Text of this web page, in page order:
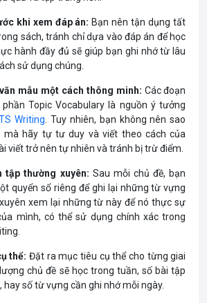
theo ngữ
bài tập,
và
từ).
Giá thành tương đối cao
với một số đầu sách luyện
kinh
Wyatt
nội
Không có phần giải thích
ngữ pháp chi tiết, tập trung
chủ yếu vào từ vựng.
khi xem đáp án: Bạn nên tận dụng tất
sách, tránh chỉ dựa vào đáp án để học
hành đầy đủ sẽ giúp bạn ghi nhớ từ lâu
sử dụng chúng.
mẫu một cách thông minh: Các đoạn
Topic Vocabulary là nguồn ý tưởng
Writing . Tuy nhiên, bạn không nên sao
mà hãy tự tư duy và viết theo cách của
viết trở nên tự nhiên và tránh bị trừ điểm.
tập thường xuyên: Sau mỗi chủ đề, bạn
quyển sổ riêng để ghi lại những từ vựng
xem lại những từ này để nó thực sự
mình, có thể sử dụng chính xác trong
thể: Đặt ra mục tiêu cụ thể cho từng giai
chủ đề sẽ học trong tuần, số bài tập
hay số từ vựng cần ghi nhớ mỗi ngày.